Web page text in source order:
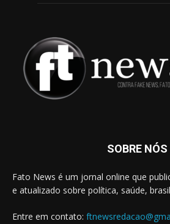
SOBRE NÓS
Fato News é um jornal online que
e atualizado sobre política, saúde,
Entre em contato: